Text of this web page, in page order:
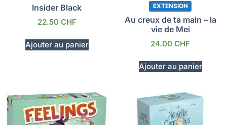
Insider Black
22.50 CHF
Ajouter au panier
EXTENSION
Au creux de ta main – la
vie de Mei
24.00 CHF
Ajouter au panier